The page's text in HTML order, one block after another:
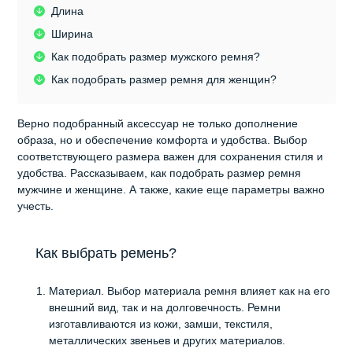
Длина
Ширина
Как подобрать размер мужского ремня?
Как подобрать размер ремня для женщин?
Верно подобранный аксессуар не только дополнение
образа, но и обеспечение комфорта и удобства. Выбор
соответствующего размера важен для сохранения стиля и
удобства. Рассказываем, как подобрать размер ремня
мужчине и женщине. А также, какие еще параметры важно
учесть.
Как выбрать ремень?
Материал. Выбор материала ремня влияет как на его
внешний вид, так и на долговечность. Ремни
изготавливаются из кожи, замши, текстиля,
металлических звеньев и других материалов.